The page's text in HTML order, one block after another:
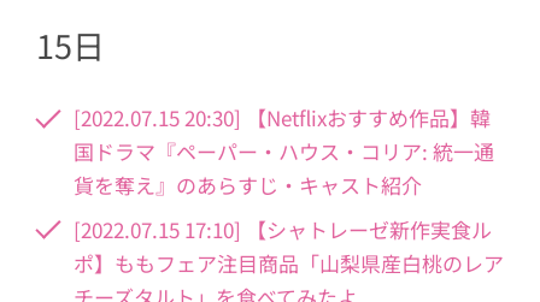
15日
[2022.07.15 20:30] 【Netflixおすすめ作品】韓
国ドラマ『ペーパー・ハウス・コリア: 統一通
貨を奪え』のあらすじ・キャスト紹介
[2022.07.15 17:10] 【シャトレーゼ新作実食ル
ポ】ももフェア注目商品「山梨県産白桃のレア